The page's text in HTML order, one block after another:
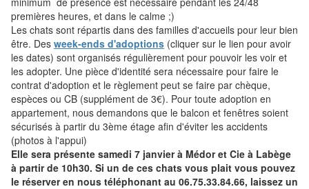
premières heures, et dans le calme ;)
Les chats sont répartis dans des familles d'accueils pour leur bien
être. Des week-ends d'adoptions (cliquer sur le lien pour avoir
les dates) sont organisés régulièrement pour pouvoir les voir et
les adopter. Une pièce d'identité sera nécessaire pour faire le
contrat d'adoption et le règlement peut se faire par chèque,
espèces ou CB (supplément de 3€). Pour toute adoption en
appartement, nous demandons que le balcon et fenêtres soient
sécurisés à partir du 3ème étage afin d'éviter les accidents
(photos à l'appui)
Elle sera présente samedi 7 janvier à Médor et Cie à Labège
à partir de 10h30. Si un de ces chats vous plait vous pouvez
le réserver en nous téléphonant au 06.75.33.84.66, laissez un